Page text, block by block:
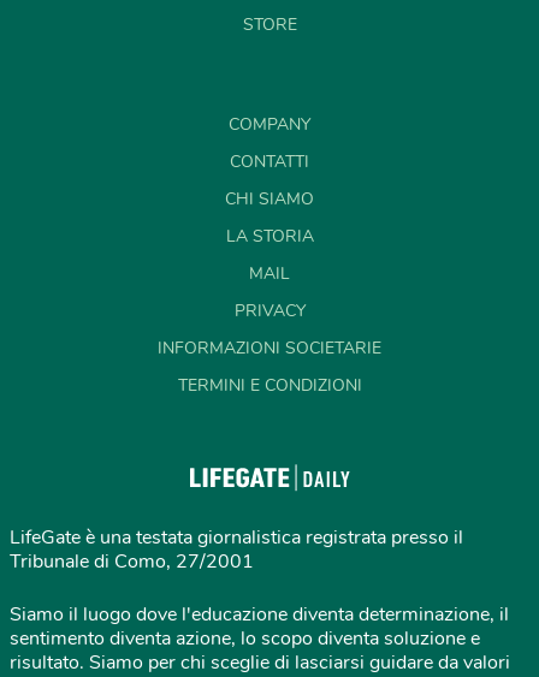
STORE
COMPANY
CONTATTI
CHI SIAMO
LA STORIA
MAIL
PRIVACY
INFORMAZIONI SOCIETARIE
TERMINI E CONDIZIONI
LifeGate è una testata giornalistica registrata presso il
Tribunale di Como, 27/2001
Siamo il luogo dove l'educazione diventa determinazione, il
sentimento diventa azione, lo scopo diventa soluzione e
risultato. Siamo per chi sceglie di lasciarsi guidare da valori